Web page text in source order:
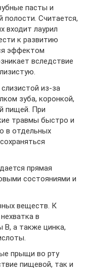
пасты и
полости. Считается,
входит лаурил
к развитию
эффектом
вследствие
из-за
зуба, коронкой,
пищей. При
травмы быстро и
в отдельных
прямая
состояниями и
веществ. К
в
В, а также цинка,
прыщи во рту
пищевой, так и